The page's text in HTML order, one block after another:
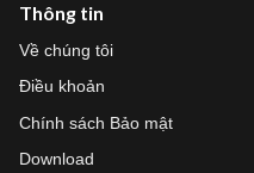
Thông tin
Về chúng tôi
Điều khoản
Chính sách Bảo mật
Download